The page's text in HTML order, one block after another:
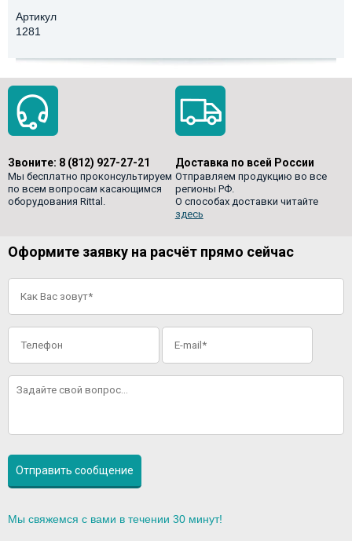
Артикул
1281
Звоните: 8 (812) 927-27-21
Мы бесплатно проконсультируем
по всем вопросам касающимся
оборудования Rittal.
Доставка по всей России
Отправляем продукцию во все
регионы РФ.
О способах доставки читайте
здесь
Оформите заявку на расчёт прямо сейчас
Мы свяжемся с вами в течении 30 минут!